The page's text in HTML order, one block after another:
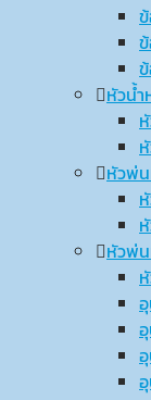
หัวน้
หัวพ่
หัวพ่